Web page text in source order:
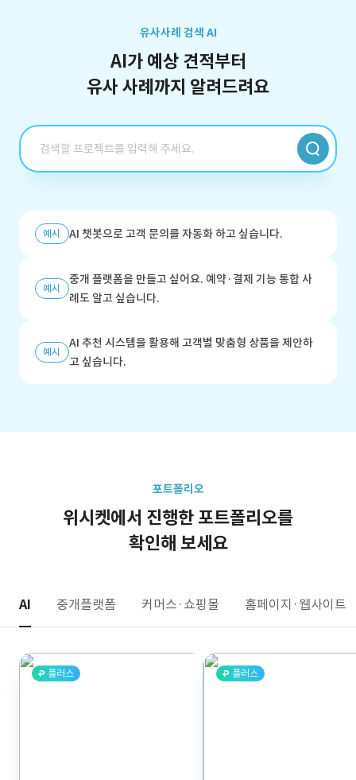
유사사례 검색 AI
AI가 예상 견적부터
유사 사례까지 알려드려요
예시 AI 챗봇으로 고객 문의를 자동화 하고 싶습니다.
예시
중개 플랫폼을 만들고 싶어요. 예약·결제 기능 통합 사
례도 알고 싶습니다.
예시
AI 추천 시스템을 활용해 고객별 맞춤형 상품을 제안하
고 싶습니다.
포트폴리오
위시켓에서 진행한 포트폴리오를
확인해 보세요
AI 중개플랫폼 커머스·쇼핑몰 홈페이지·웹사이트
플러스 플러스